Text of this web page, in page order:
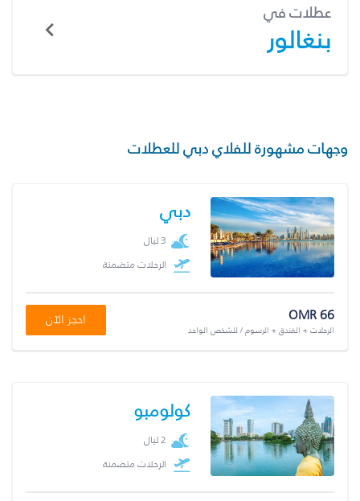
عطلات في
بنغالور
وجهات مشهورة للفلاي دبي للعطلات
دبي
3 ليال
الرحلات متضمنة
OMR 66
الرحلات + الفندق + الرسوم / للشخص الواحد
احجز الآن
كولومبو
2 ليال
الرحلات متضمنة